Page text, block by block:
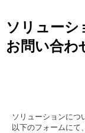
ソリューシ
お問い合わ
ソリューションにつ
以下のフォームにて